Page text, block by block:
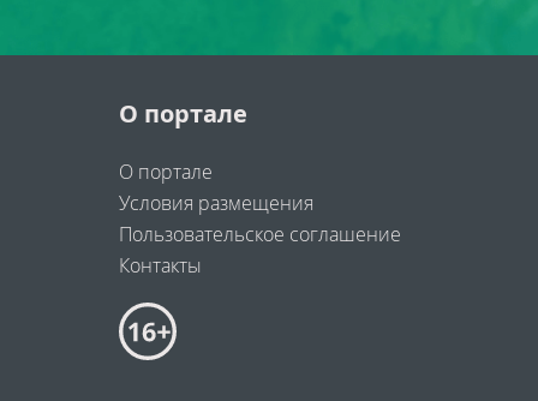
О портале
О портале
Условия размещения
Пользовательское соглашение
Контакты